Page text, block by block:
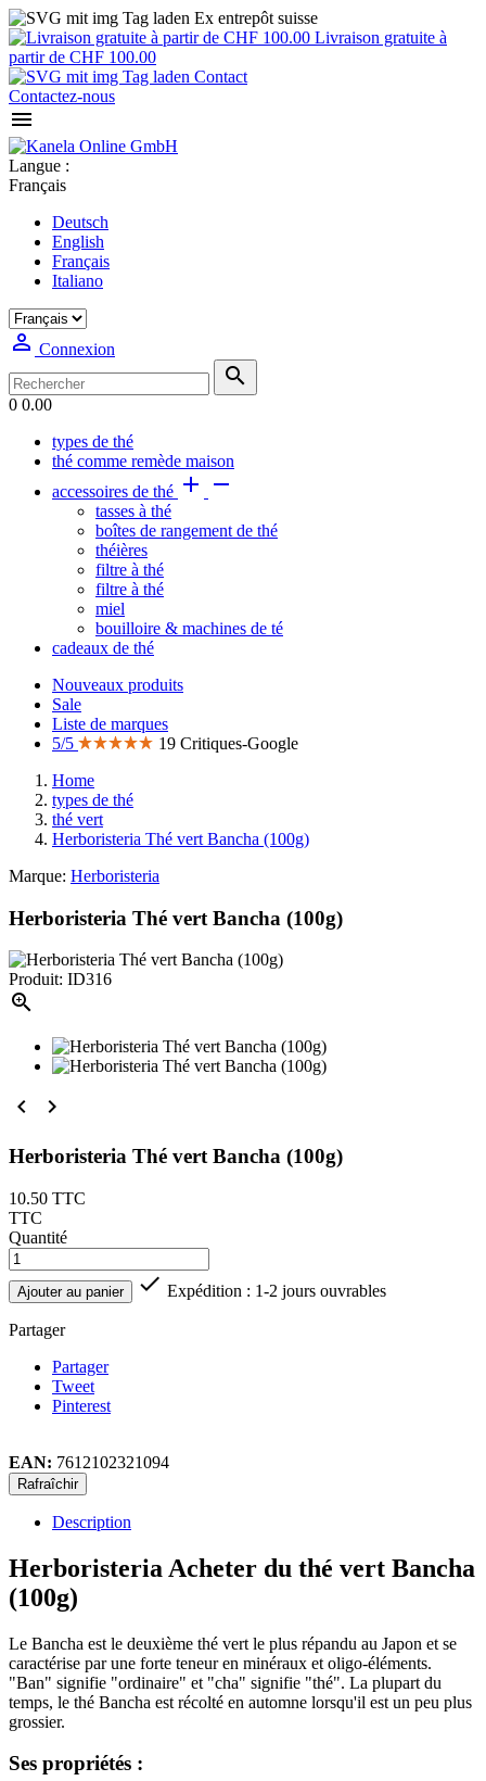
Ex entrepôt suisse
Livraison gratuite à
partir de CHF 100.00
Contact
Contactez-nous

Langue :
Français
Deutsch
English
Français
Italiano
 Connexion

0 0.00
types de thé
thé comme remède maison
accessoires de thé  
tasses à thé
boîtes de rangement de thé
théières
filtre à thé
filtre à thé
miel
bouilloire & machines de té
cadeaux de thé
Nouveaux produits
Sale
Liste de marques
5/5
19 Critiques-Google
Home
types de thé
thé vert
Herboristeria Thé vert Bancha (100g)
Marque: Herboristeria
Herboristeria Thé vert Bancha (100g)
Produit: ID316

 
Herboristeria Thé vert Bancha (100g)
10.50 TTC
TTC
Quantité
Ajouter au panier  Expédition : 1-2 jours ouvrables
Partager
Partager
Tweet
Pinterest
EAN: 7612102321094
Description
Herboristeria Acheter du thé vert Bancha
(100g)
Le Bancha est le deuxième thé vert le plus répandu au Japon et se
caractérise par une forte teneur en minéraux et oligo-éléments.
"Ban" signifie "ordinaire" et "cha" signifie "thé". La plupart du
temps, le thé Bancha est récolté en automne lorsqu'il est un peu plus
grossier.
Ses propriétés :